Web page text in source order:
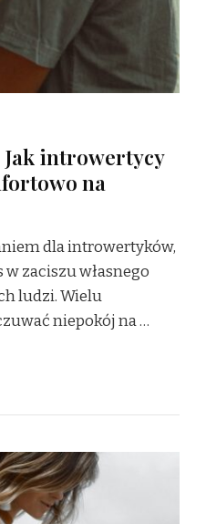
Jak introwertycy
na
dla introwertyków,
zaciszu własnego
ludzi. Wielu
niepokój na …